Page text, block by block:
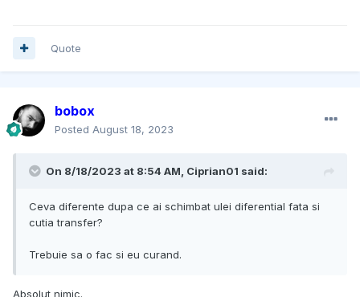
Quote
bobox
Posted August 18, 2023
On 8/18/2023 at 8:54 AM, Ciprian01 said:
Ceva diferente dupa ce ai schimbat ulei diferential fata si
cutia transfer?
Trebuie sa o fac si eu curand.
Absolut nimic.